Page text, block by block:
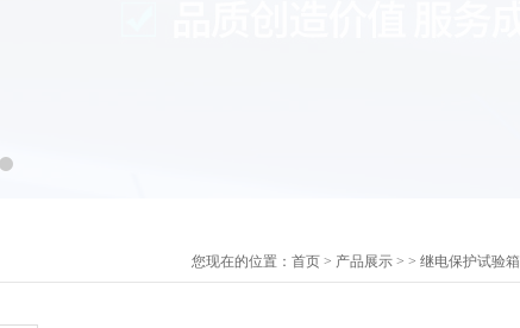
您现在的位置： 首页 > 产品展示 > > 继电保护试验箱